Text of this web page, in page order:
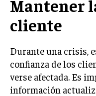
GESTIÓN DEL
NEGOCIACIÓN Y
DERECHO
ÉXITO
GOBIERNO
Mantener
cliente
Durante una crisis,
confianza de los
verse afectada. Es
información